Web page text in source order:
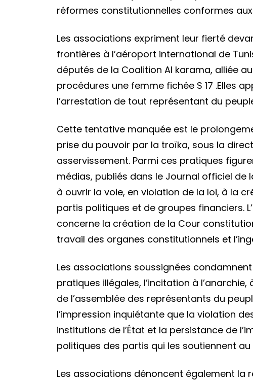
réformes constitutionnelles conformes
Les associations expriment leur fierté
frontières à l’aéroport international de
députés de la Coalition Al karama, alliée
procédures une femme fichée S 17 .Elles
l’arrestation de tout représentant du
Cette tentative manquée est le
prise du pouvoir par la troïka, sous la
asservissement. Parmi ces pratiques
médias, publiés dans le Journal officiel de
à ouvrir la voie, en violation de la loi, à la
partis politiques et de groupes financiers.
concerne la création de la Cour
travail des organes constitutionnels et
Les associations soussignées
pratiques illégales, l’incitation à
de l’assemblée des représentants du
l’impression inquiétante que la violation
institutions de l’État et la persistance de
politiques des partis qui les soutiennent
Les associations dénoncent également la